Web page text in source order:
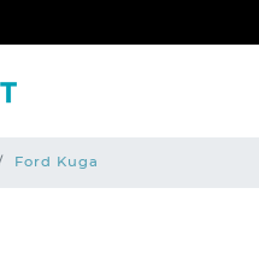
Ford Kuga